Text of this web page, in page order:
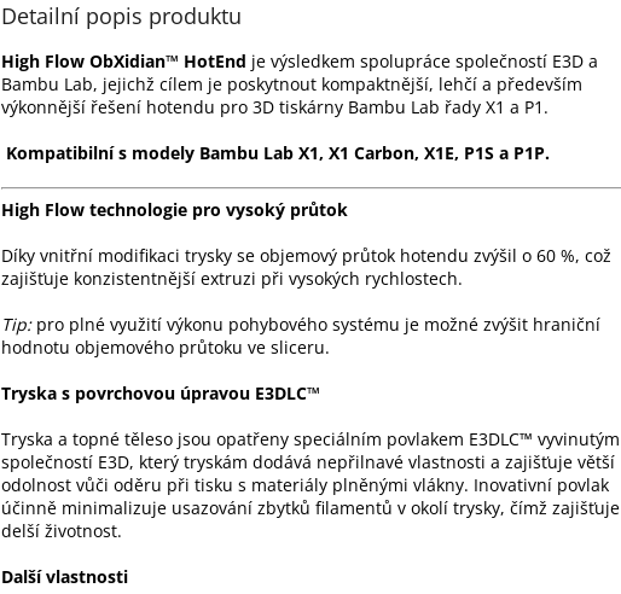
Detailní popis produktu
High Flow ObXidian™ HotEnd je výsledkem spolupráce společností E3D a
Bambu Lab, jejichž cílem je poskytnout kompaktnější, lehčí a především
výkonnější řešení hotendu pro 3D tiskárny Bambu Lab řady X1 a P1.
Kompatibilní s modely Bambu Lab X1, X1 Carbon, X1E, P1S a P1P.
High Flow technologie pro vysoký průtok
Díky vnitřní modifikaci trysky se objemový průtok hotendu zvýšil o 60 %, což
zajišťuje konzistentnější extruzi při vysokých rychlostech.
Tip: pro plné využití výkonu pohybového systému je možné zvýšit hraniční
hodnotu objemového průtoku ve sliceru.
Tryska s povrchovou úpravou E3DLC™
Tryska a topné těleso jsou opatřeny speciálním povlakem E3DLC™ vyvinutým
společností E3D, který tryskám dodává nepřilnavé vlastnosti a zajišťuje větší
odolnost vůči oděru při tisku s materiály plněnými vlákny. Inovativní povlak
účinně minimalizuje usazování zbytků filamentů v okolí trysky, čímž zajišťuje
delší životnost.
Další vlastnosti